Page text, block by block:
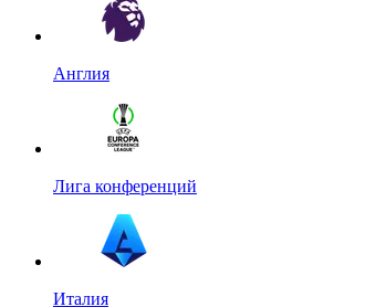
Англия
Лига конференций
Италия